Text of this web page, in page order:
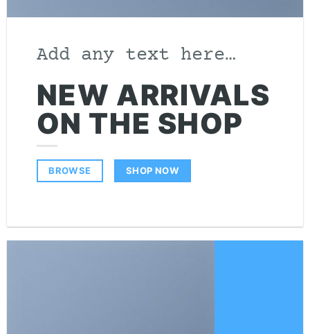
Add any text here…
NEW ARRIVALS
ON THE SHOP
BROWSE SHOP NOW